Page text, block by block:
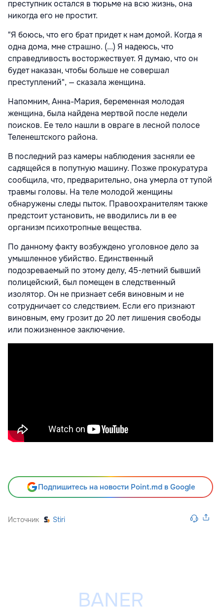
преступник остался в тюрьме на всю жизнь, она
никогда его не простит.
"Я боюсь, что его брат придет к нам домой. Когда я
одна дома, мне страшно. (...) Я надеюсь, что
справедливость восторжествует. Я думаю, что он
будет наказан, чтобы больше не совершал
преступлений", — сказала женщина.
Напомним, Анна-Мария, беременная молодая
женщина, была найдена мертвой после недели
поисков. Ее тело нашли в овраге в лесной полосе
Теленештского района.
В последний раз камеры наблюдения засняли ее
садящейся в попутную машину. Позже прокуратура
сообщила, что, предварительно, она умерла от тупой
травмы головы. На теле молодой женщины
обнаружены следы пыток. Правоохранителям также
предстоит установить, не вводились ли в ее
организм психотропные вещества.
По данному факту возбуждено уголовное дело за
умышленное убийство. Единственный
подозреваемый по этому делу, 45-летний бывший
полицейский, был помещен в следственный
изолятор. Он не признает себя виновным и не
сотрудничает со следствием. Если его признают
виновным, ему грозит до 20 лет лишения свободы
или пожизненное заключение.
Подпишитесь на новости Point.md в Google
Источник Stiri